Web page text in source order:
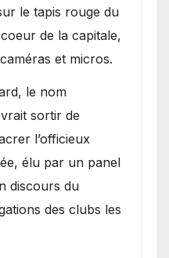
le tapis rouge du
de la capitale,
et micros.
le nom
sortir de
l’officieux
élu par un panel
discours du
des clubs les